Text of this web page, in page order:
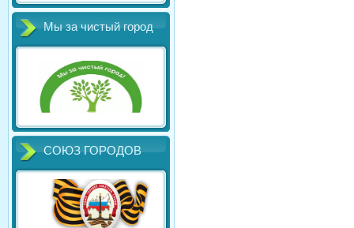
Мы за чистый город
СОЮЗ ГОРОДОВ